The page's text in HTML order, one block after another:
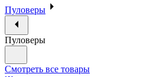
Пуловеры
Пуловеры
Смотреть все товары